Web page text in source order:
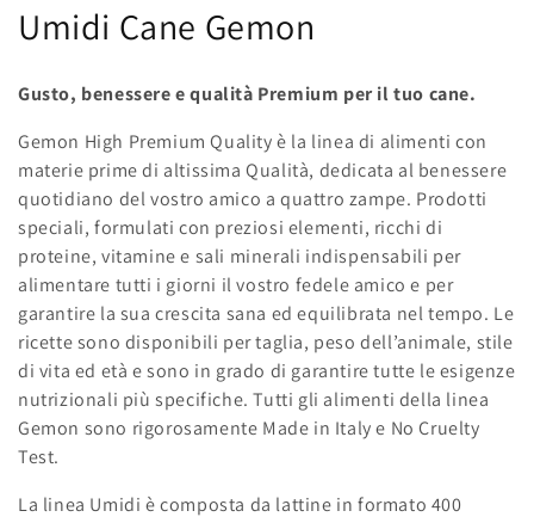
C
l
e
z
i
o
n
e
:
Umidi Cane Gemon
Gusto, benessere e qualità Premium per il tuo cane.
Gemon High Premium Quality è la linea di alimenti con
materie prime di altissima Qualità, dedicata al benessere
quotidiano del vostro amico a quattro zampe. Prodotti
speciali, formulati con preziosi elementi, ricchi di
proteine, vitamine e sali minerali indispensabili per
alimentare tutti i giorni il vostro fedele amico e per
garantire la sua crescita sana ed equilibrata nel tempo. Le
ricette sono disponibili per taglia, peso dell’animale, stile
di vita ed età e sono in grado di garantire tutte le esigenze
nutrizionali più specifiche. Tutti gli alimenti della linea
Gemon sono rigorosamente Made in Italy e No Cruelty
Test.
La linea Umidi è composta da lattine in formato 400